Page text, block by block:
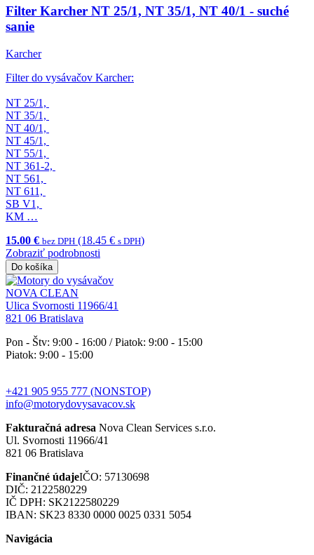
Filter Karcher NT 25/1, NT 35/1, NT 40/1 - suché
sanie
Karcher
Filter do vysávačov Karcher:
NT 25/1,
NT 35/1,
NT 40/1,
NT 45/1,
NT 55/1,
NT 361-2,
NT 561,
NT 611,
SB V1,
KM …
15.00 € bez DPH (18.45 € s DPH)
Zobraziť podrobnosti
Do košíka
NOVA CLEAN
Ulica Svornosti 11966/41
821 06 Bratislava
Pon - Štv: 9:00 - 16:00 / Piatok: 9:00 - 15:00
Piatok: 9:00 - 15:00
+421 905 955 777 (NONSTOP)
info@motorydovysavacov.sk
Fakturačná adresa Nova Clean Services s.r.o.
Ul. Svornosti 11966/41
821 06 Bratislava
Finančné údajeIČO: 57130698
DIČ: 2122580229
IČ DPH: SK2122580229
IBAN: SK23 8330 0000 0025 0331 5054
Navigácia